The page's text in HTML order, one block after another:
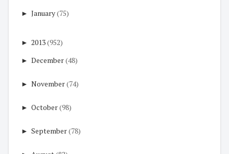
► January(75)
► 2013(952)
► December(48)
► November(74)
► October(98)
► September(78)